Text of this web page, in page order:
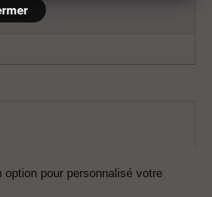
pour personnalisé votre